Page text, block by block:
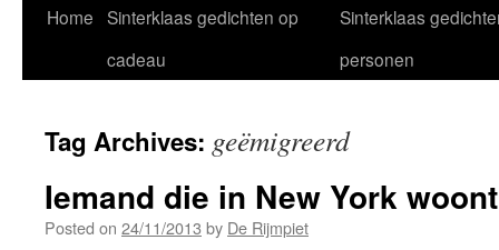
Home Sinterklaas gedichten op
cadeau
Sinterklaas
personen
Tag Archives: geëmigreerd
Iemand die in New York woont
Posted on 24/11/2013 by De Rijmpiet